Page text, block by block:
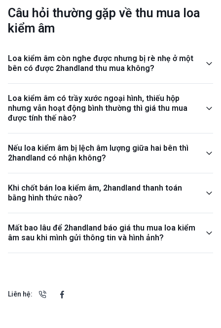
Câu hỏi thường gặp về thu mua loa
kiểm âm
Loa kiểm âm còn nghe được nhưng bị rè nhẹ ở một
bên có được 2handland thu mua không?
Loa kiểm âm có trầy xước ngoại hình, thiếu hộp
nhưng vẫn hoạt động bình thường thì giá thu mua
được tính thế nào?
Nếu loa kiểm âm bị lệch âm lượng giữa hai bên thì
2handland có nhận không?
Khi chốt bán loa kiểm âm, 2handland thanh toán
bằng hình thức nào?
Mất bao lâu để 2handland báo giá thu mua loa kiểm
âm sau khi mình gửi thông tin và hình ảnh?
Liên hệ: